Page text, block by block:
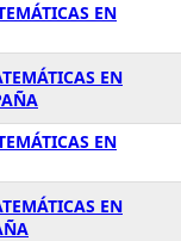
EN
EN
EN
EN